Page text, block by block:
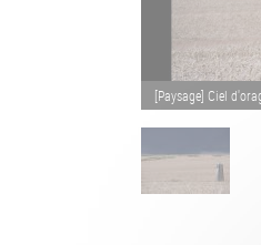
[Paysage] Ciel